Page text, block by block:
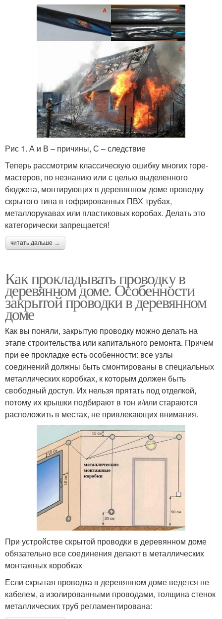
Рис 1. А и В – причины, С – следствие
Теперь рассмотрим классическую ошибку многих горе-
мастеров, по незнанию или с целью выделенного
бюджета, монтирующих в деревянном доме проводку
скрытого типа в гофрированных ПВХ трубах,
металлорукавах или пластиковых коробах. Делать это
категорически запрещается!
читать дальше →
Как прокладывать проводку в
деревянном доме. Особенности
закрытой проводки в деревянном
доме
Как вы поняли, закрытую проводку можно делать на
этапе строительства или капитального ремонта. Причем
при ее прокладке есть особенности: все узлы
соединений должны быть смонтированы в специальных
металлических коробках, к которым должен быть
свободный доступ. Их нельзя прятать под отделкой,
потому их крышки подбирают в тон и/или стараются
расположить в местах, не привлекающих внимания.
При устройстве скрытой проводки в деревянном доме
обязательно все соединения делают в металлических
монтажных коробках
Если скрытая проводка в деревянном доме ведется не
кабелем, а изолированными проводами, толщина стенок
металлических труб регламентирована: